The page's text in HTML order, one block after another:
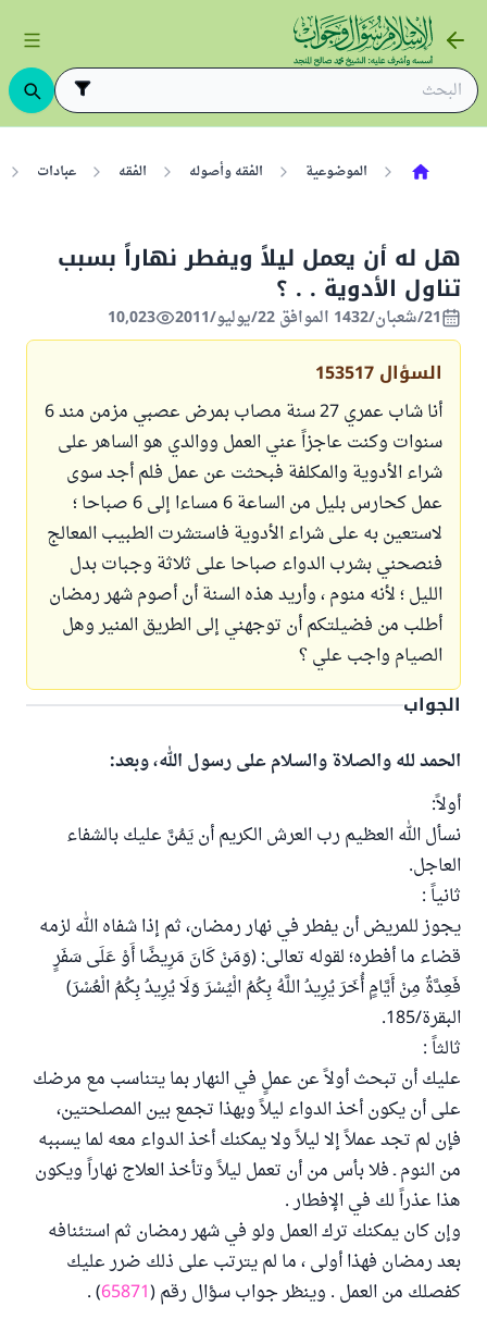
الموضوعية الفقه وأصوله الفقه عبادات
هل له أن يعمل ليلاً ويفطر نهاراً بسبب
تناول الأدوية . . ؟
21/شعبان/1432 الموافق 22/يوليو/2011 10,023
السؤال 153517
أنا شاب عمري 27 سنة مصاب بمرض عصبي مزمن مند 6
سنوات وكنت عاجزاً عني العمل ووالدي هو الساهر على
شراء الأدوية والمكلفة فبحثت عن عمل فلم أجد سوى
عمل كحارس بليل من الساعة 6 مساءا إلى 6 صباحا ؛
لاستعين به على شراء الأدوية فاستشرت الطبيب المعالج
فنصحني بشرب الدواء صباحا على ثلاثة وجبات بدل
الليل ؛ لأنه منوم ، وأريد هذه السنة أن أصوم شهر رمضان
أطلب من فضيلتكم أن توجهني إلى الطريق المنير وهل
الصيام واجب علي ؟
الجواب
الحمد لله والصلاة والسلام على رسول الله، وبعد:
أولاً:
نسأل الله العظيم رب العرش الكريم أن يَمُنَّ عليك بالشفاء
العاجل.
ثانياً :
يجوز للمريض أن يفطر في نهار رمضان، ثم إذا شفاه الله لزمه
قضاء ما أفطره؛ لقوله تعالى: (وَمَنْ كَانَ مَرِيضًا أَوْ عَلَى سَفَرٍ
فَعِدَّةٌ مِنْ أَيَّامٍ أُخَرَ يُرِيدُ اللَّهُ بِكُمُ الْيُسْرَ وَلَا يُرِيدُ بِكُمُ الْعُسْرَ)
البقرة/185.
ثالثاً :
عليك أن تبحث أولاً عن عملٍ في النهار بما يتناسب مع مرضك
على أن يكون أخذ الدواء ليلاً وبهذا تجمع بين المصلحتين،
فإن لم تجد عملاً إلا ليلاً ولا يمكنك أخذ الدواء معه لما يسببه
من النوم ـ فلا بأس من أن تعمل ليلاً وتأخذ العلاج نهاراً ويكون
هذا عذراً لك في الإفطار .
وإن كان يمكنك ترك العمل ولو في شهر رمضان ثم استئنافه
بعد رمضان فهذا أولى ، ما لم يترتب على ذلك ضرر عليك
كفصلك من العمل . وينظر جواب سؤال رقم (65871
) .